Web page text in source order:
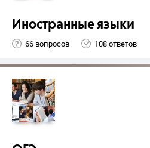
Иностранные языки
66 вопросов 108 ответов